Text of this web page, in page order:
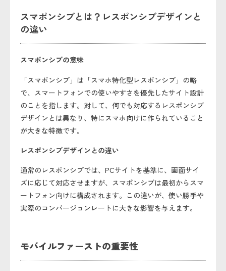
スマポンシブとは？レスポンシブデザインと
の違い
スマポンシブの意味
「スマポンシブ」は「スマホ特化型レスポンシブ」の略
で、スマートフォンでの使いやすさを優先したサイト設計
のことを指します。対して、何でも対応するレスポンシブ
デザインとは異なり、特にスマホ向けに作られていること
が大きな特徴です。
レスポンシブデザインとの違い
通常のレスポンシブでは、PCサイトを基準に、画面サイ
ズに応じて対応させますが、スマポンシブは最初からスマ
ートフォン向けに構成されます。この違いが、使い勝手や
実際のコンバージョンレートに大きな影響を与えます。
モバイルファーストの重要性